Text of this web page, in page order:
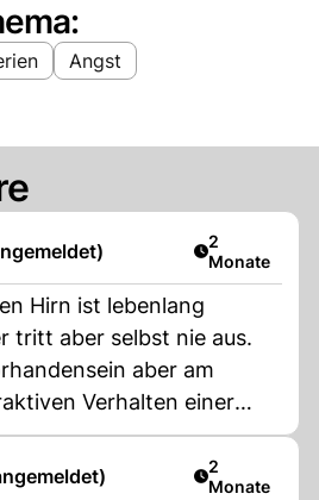
Angst
Artikel
2
Monate
Hirn ist lebenlang
tritt aber selbst nie aus.
aber am
Verhalten einer
Artikel
2
Monate